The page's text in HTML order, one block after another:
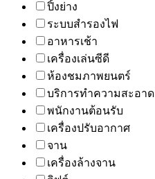
ปิ้งย่าง
ระบบสำรองไฟ
อาหารเช้า
เครื่องเล่นซีดี
ห้องชมภาพยนตร์
บริการทำความสะอาด
พนักงานต้อนรับ
เครื่องปรับอากาศ
จาน
เครื่องล้างจาน